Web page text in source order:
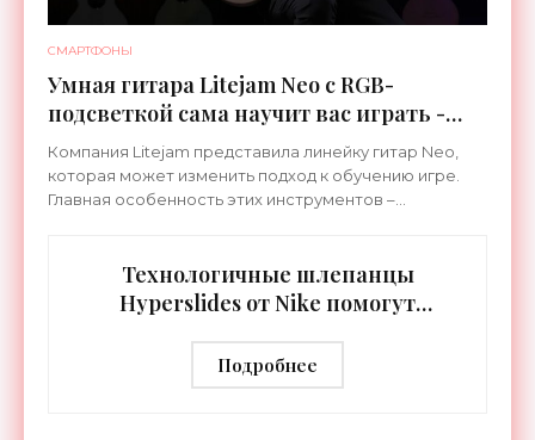
СМАРТФОНЫ
Умная гитара Litejam Neo с RGB-
подсветкой сама научит вас играть -
«Гаджеты»
Компания Litejam представила линейку гитар Neo,
которая может изменить подход к обучению игре.
Главная особенность этих инструментов –
Технологичные шлепанцы
Hyperslides от Nike помогут
тренировки - «Гаджеты»
Подробнее